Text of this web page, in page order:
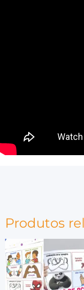
Produtos